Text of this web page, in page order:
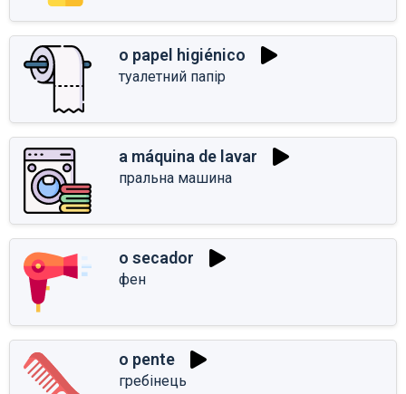
o papel higiénico
туалетний папір
a máquina de lavar
пральна машина
o secador
фен
o pente
гребінець